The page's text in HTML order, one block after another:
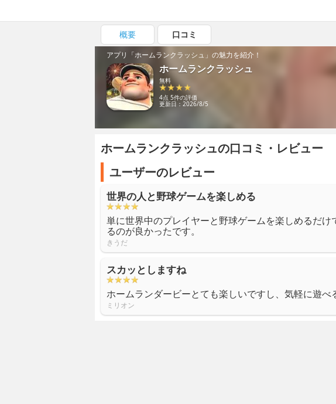
概要 口コミ
アプリ「ホームランクラッシュ」の魅力を紹介！
ホームランクラッシュ
無料
4点 5件の評価
更新日：2026/8/5
ホームランクラッシュの口コミ・レビュー
ユーザーのレビュー
世界の人と野球ゲームを楽しめる
単に世界中のプレイヤーと野球ゲームを楽しめるだけ
るのが良かったです。
きうだ
スカッとしますね
ホームランダービーとても楽しいですし、気軽に遊べ
ミリオン